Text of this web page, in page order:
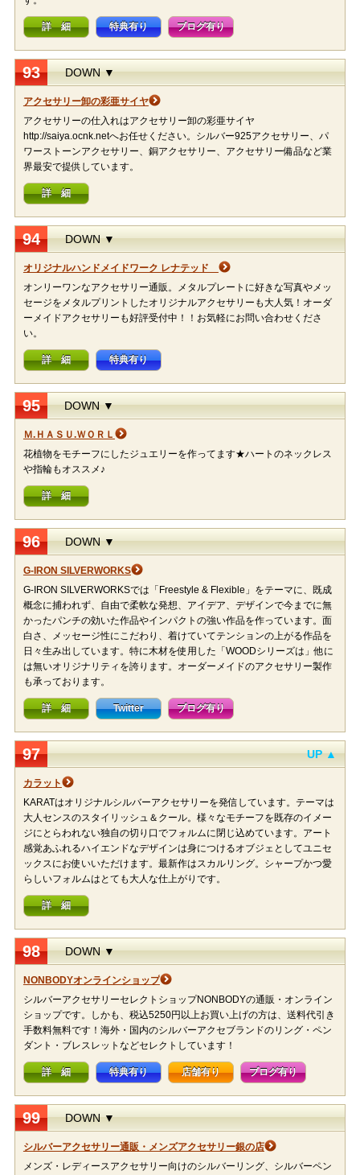
詳 細 特典有り ブログ有り
93 DOWN ▼
アクセサリー卸の彩亜サイヤ
アクセサリーの仕入れはアクセサリー卸の彩亜サイヤ
http://saiya.ocnk.netへお任せください。シルバー925アクセサリー、パ
ワーストーンアクセサリー、銅アクセサリー、アクセサリー備品など業
界最安で提供しています。
詳 細
94 DOWN ▼
オリジナルハンドメイドワーク レナテッド
オンリーワンなアクセサリー通販。メタルプレートに好きな写真やメッ
セージをメタルプリントしたオリジナルアクセサリーも大人気！オーダ
ーメイドアクセサリーも好評受付中！！お気軽にお問い合わせくださ
い。
詳 細 特典有り
95 DOWN ▼
Ｍ.ＨＡＳＵ.ＷＯＲＬ
花植物をモチーフにしたジュエリーを作ってます★ハートのネックレス
や指輪もオススメ♪
詳 細
96 DOWN ▼
G-IRON SILVERWORKS
G-IRON SILVERWORKSでは「Freestyle & Flexible」をテーマに、既成
概念に捕われず、自由で柔軟な発想、アイデア、デザインで今までに無
かったパンチの効いた作品やインパクトの強い作品を作っています。面
白さ、メッセージ性にこだわり、着けていてテンションの上がる作品を
日々生み出しています。特に木材を使用した「WOODシリーズは」他に
は無いオリジナリティを誇ります。オーダーメイドのアクセサリー製作
も承っております。
詳 細 Twitter ブログ有り
97 UP ▲
カラット
KARATはオリジナルシルバーアクセサリーを発信しています。テーマは
大人センスのスタイリッシュ＆クール。様々なモチーフを既存のイメー
ジにとらわれない独自の切り口でフォルムに閉じ込めています。アート
感覚あふれるハイエンドなデザインは身につけるオブジェとしてユニセ
ックスにお使いいただけます。最新作はスカルリング。シャープかつ愛
らしいフォルムはとても大人な仕上がりです。
詳 細
98 DOWN ▼
NONBODYオンラインショップ
シルバーアクセサリーセレクトショップNONBODYの通販・オンライン
ショップです。しかも、税込5250円以上お買い上げの方は、送料代引き
手数料無料です！海外・国内のシルバーアクセブランドのリング・ペン
ダント・ブレスレットなどセレクトしています！
詳 細 特典有り 店舗有り ブログ有り
99 DOWN ▼
シルバーアクセサリー通販・メンズアクセサリー銀の店
メンズ・レディースアクセサリー向けのシルバーリング、シルバーペン